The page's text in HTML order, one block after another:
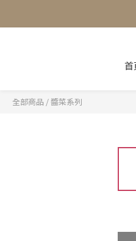
首
全部商品 /醬菜系列